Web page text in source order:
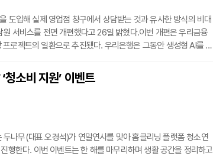
도입해 실제 영업점 창구에서 상담받는 것과 유사한 방식의 비대
서비스를 전면 개편했다고 26일 밝혔다.이번 개편은 우리금융
로젝트의 일환으로 추진됐다. 우리은행은 그동안 생성형 AI를 활
한 단계 끌어올렸다.가장 큰 변화는 상담 방식의 전환이다. 기존
명 중심이었다면, 개편된 AI대출상담원은 인공지능이 상담의 흐
청소비 지원’ 이벤트
나무(대표 오경석)가 연말연시를 맞아 홈클리닝 플랫폼 청소연
행한다. 이번 이벤트는 한 해를 마무리하며 생활 공간을 정리하고